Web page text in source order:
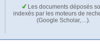
Les documents déposés
indexés par les moteurs de
(Google Scholar,…).